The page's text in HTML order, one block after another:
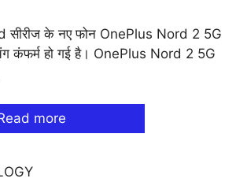
सीरीज के नए फोन OnePlus Nord 2 5G
कंफर्म हो गई है। OnePlus Nord 2 5G
more